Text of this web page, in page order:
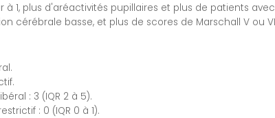
1, plus d'aréactivités pupillaires et plus de patients
cérébrale basse, et plus de scores de Marschall V
: 3 (IQR 2 à 5).
: 0 (IQR 0 à 1).